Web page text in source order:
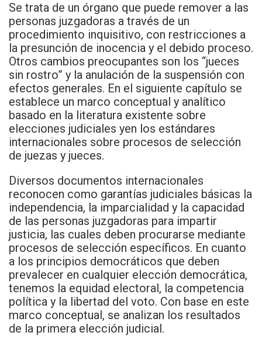
Se trata de un órgano que puede remover a las
personas juzgadoras a través de un
procedimiento inquisitivo, con restricciones a
la presunción de inocencia y el debido proceso.
Otros cambios preocupantes son los “jueces
sin rostro” y la anulación de la suspensión con
efectos generales. En el siguiente capítulo se
establece un marco conceptual y analítico
basado en la literatura existente sobre
elecciones judiciales yen los estándares
internacionales sobre procesos de selección
de juezas y jueces.
Diversos documentos internacionales
reconocen como garantías judiciales básicas la
independencia, la imparcialidad y la capacidad
de las personas juzgadoras para impartir
justicia, las cuales deben procurarse mediante
procesos de selección específicos. En cuanto
a los principios democráticos que deben
prevalecer en cualquier elección democrática,
tenemos la equidad electoral, la competencia
política y la libertad del voto. Con base en este
marco conceptual, se analizan los resultados
de la primera elección judicial.